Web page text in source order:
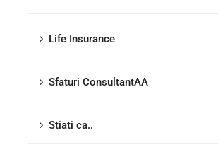
Life Insurance
Sfaturi ConsultantAA
Stiati ca..